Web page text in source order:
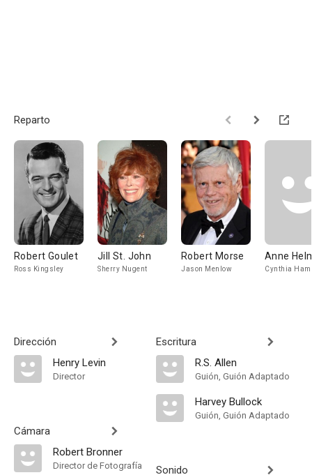
Reparto
Robert Goulet
Ross Kingsley
Jill St. John
Sherry Nugent
Robert Morse
Jason Menlow
Anne
Cynthia
Dirección
Henry Levin
Director
Cámara
Robert Bronner
Director de Fotografía
Escritura
R.S. Allen
Guión, Guión Adaptado
Harvey Bullock
Guión, Guión Adaptado
Sonido